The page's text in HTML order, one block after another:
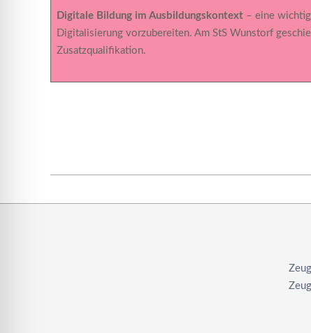
Digitale Bildung im Ausbildungskontext– eine
Digitalisierung vorzubereiten. Am StS Wunstorf
Zusatzqualifikation.
05-